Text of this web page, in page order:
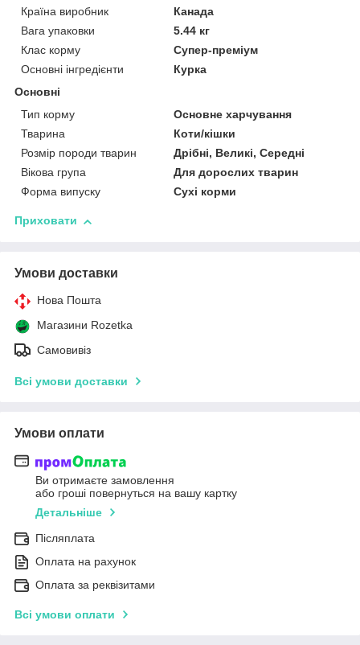
Країна виробник
Канада
Вага упаковки
5.44 кг
Клас корму
Супер-преміум
Основні інгредієнти
Курка
Основні
Тип корму
Основне харчування
Тварина
Коти/кішки
Розмір породи тварин
Дрібні, Великі, Середні
Вікова група
Для дорослих тварин
Форма випуску
Сухі корми
Приховати
Умови доставки
Нова Пошта
Магазини Rozetka
Самовивіз
Всі умови доставки
Умови оплати
Ви отримаєте замовлення
або гроші повернуться на вашу картку
Детальніше
Післяплата
Оплата на рахунок
Оплата за реквізитами
Всі умови оплати